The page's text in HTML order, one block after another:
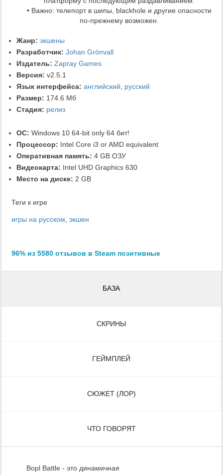
• Важно: телепорт в шипы, blackhole и другие опасности
по-прежнему возможен.
Жанр: экшены
Разработчик: Johan Grönvall
Издатель: Zapray Games
Версия: v2.5.1
Язык интерфейса: английский, русский
Размер: 174.6 Мб
Стадия: релиз
ОС: Windows 10 64-bit only 64 бит!
Процессор: Intel Core i3 or AMD equivalent
Оперативная память: 4 GB ОЗУ
Видеокарта: Intel UHD Graphics 630
Место на диске: 2 GB
Теги к игре
игры на русском, экшен
96% из 5580 отзывов в Steam позитивные
БАЗА
СКРИНЫ
ГЕЙМПЛЕЙ
СЮЖЕТ (ЛОР)
ЧТО ГОВОРЯТ
Bopl Battle - это динамичная